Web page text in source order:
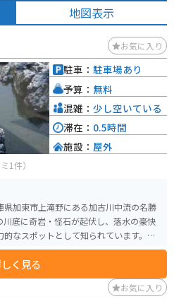
地図表示
お気に入り
1件）
加東市上滝野にある加古川中流の名勝
底に奇岩・怪石が起伏し、落水の豪快
なスポットとして知られています。竜
けられたと伝えられています。 闘竜
滝を形成しており、自然の力強さを感
な自然景観に圧倒されます。また、この
り、自然を楽しみながら健康的なアク
く見る
駐車： 駐車場あり
予算： 無料
混雑： 少し空いている
滞在： 0.5時間
施設： 屋外
お気に入り